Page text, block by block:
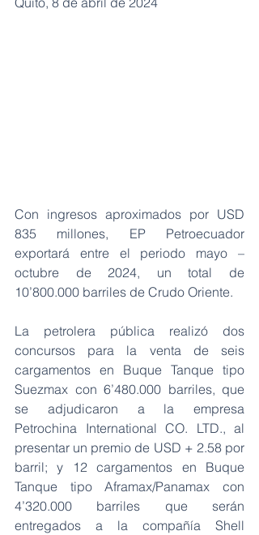
Con ingresos aproximados por USD
835 millones, EP Petroecuador
exportará entre el periodo mayo –
octubre de 2024, un total de
10’800.000 barriles de Crudo Oriente.
La petrolera pública realizó dos
concursos para la venta de seis
cargamentos en Buque Tanque tipo
Suezmax con 6’480.000 barriles, que
se adjudicaron a la empresa
Petrochina International CO. LTD., al
presentar un premio de USD + 2.58 por
barril; y 12 cargamentos en Buque
Tanque tipo Aframax/Panamax con
4’320.000 barriles que serán
entregados a la compañía Shell